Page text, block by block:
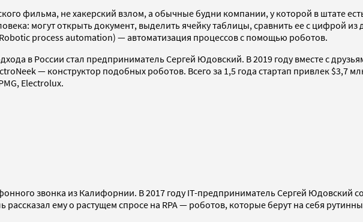
фильма, не хакерский взлом, а обычные будни компании, у которой в штате
могут открыть документ, выделить ячейку таблицы, сравнить ее с цифрой
process automation) — автоматизация процессов с помощью роботов.
в России стал предприниматель Сергей Юдовский. В 2019 году вместе с
— конструктор подобных роботов. Всего за 1,5 года стартап привлек $3,7
Electrolux.
звонка из Калифорнии. В 2017 году IT-предприниматель Сергей Юдовский
рассказал ему о растущем спросе на RPA — роботов, которые берут на себя